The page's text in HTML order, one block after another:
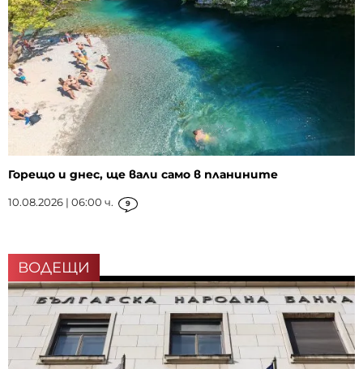
Горещо и днес, ще вали само в планините
10.08.2026 | 06:00 ч. 9
ВОДЕЩИ